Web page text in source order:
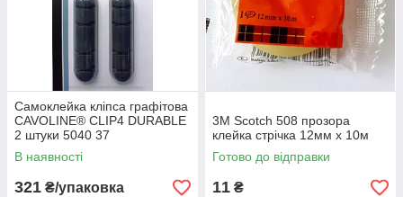
Самоклейка кліпса графітова
CAVOLINE® CLIP4 DURABLE
2 штуки 5040 37
В наявності
321 ₴/упаковка
3M Scotch 508 прозора
клейка стрічка 12мм х 10м
Готово до відправки
11 ₴